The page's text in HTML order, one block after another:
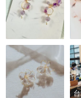
小保養
全人手製作關係，
飾品表面雖加上保